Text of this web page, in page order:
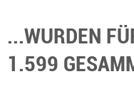
...WURDEN
1.599